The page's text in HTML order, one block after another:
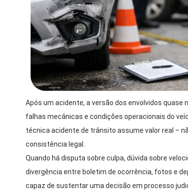
Após um acidente, a versão dos envolvidos
falhas mecânicas e condições operacionais do
técnica acidente de trânsito assume valor real –
consistência legal.
Quando há disputa sobre culpa, dúvida sobre
divergência entre boletim de ocorrência, fotos e
capaz de sustentar uma decisão em processo